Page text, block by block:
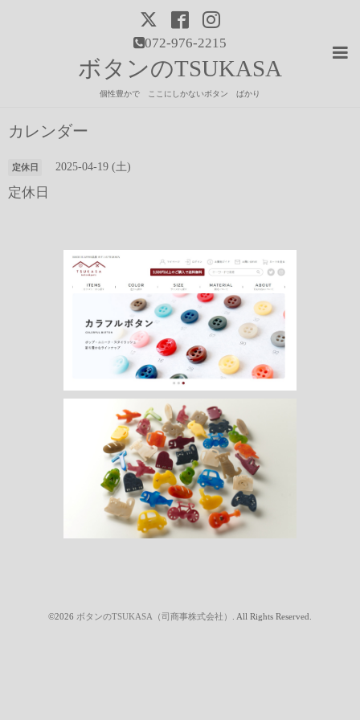
072-976-2215
ボタンのTSUKASA
個性豊かで ここにしかないボタン ばかり
カレンダー
定休日 2025-04-19 (土)
定休日
©2026 ボタンのTSUKASA（司商事株式会社） . All Rights Reserved.